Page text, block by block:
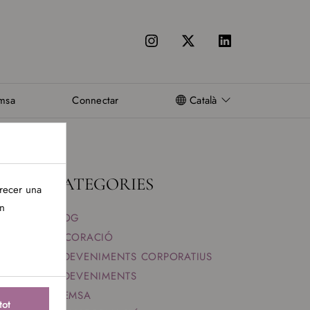
Connectar Català
CATEGORIES
BLOG
DECORACIÓ
ESDEVENIMENTS CORPORATIUS
ESDEVENIMENTS
PREMSA
una